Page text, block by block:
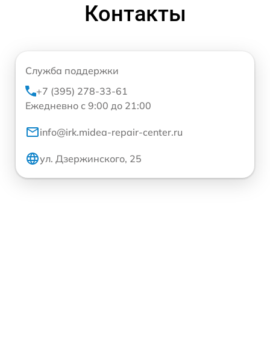
Контакты
Служба поддержки
+7 (395) 278-33-61
Ежедневно с 9:00 до 21:00
info@irk.midea-repair-center.ru
ул. Дзержинского, 25